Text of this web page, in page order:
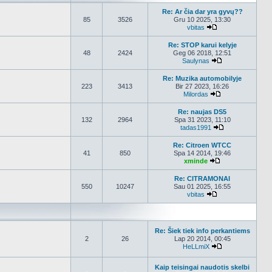
85 3526
Re: Ar čia dar yra gyvų??
Gru 10 2025, 13:30
vbitas
48 2424
Re: STOP karui kelyje
Geg 06 2018, 12:51
Saulynas
223 3413
Re: Muzika automobilyje
Bir 27 2023, 16:26
Milordas
132 2964
Re: naujas DS5
Spa 31 2023, 11:10
tadas1991
41 850
Re: Citroen WTCC
Spa 14 2014, 19:46
xminde
550 10247
Re: CITRAMONAI
Sau 01 2025, 16:55
vbitas
2 26
Re: Šiek tiek info perkantiems
Lap 20 2014, 00:45
HeLLmiX
Kaip teisingai naudotis skelbi